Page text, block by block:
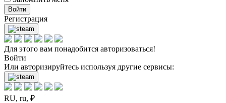
Войти
Регистрация
Для этого вам понадобится авторизоваться!
Войти
Или авторизируйтесь используя другие сервисы:
RU, ru, ₽